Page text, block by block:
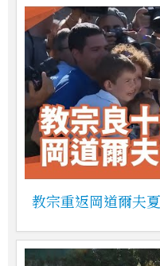
教宗重返岡道爾夫